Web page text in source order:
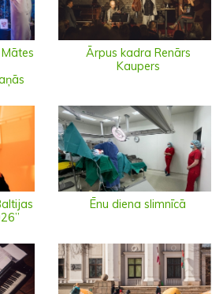
Ārpus kadra Renārs
Kaupers
Ēnu diena slimnīcā